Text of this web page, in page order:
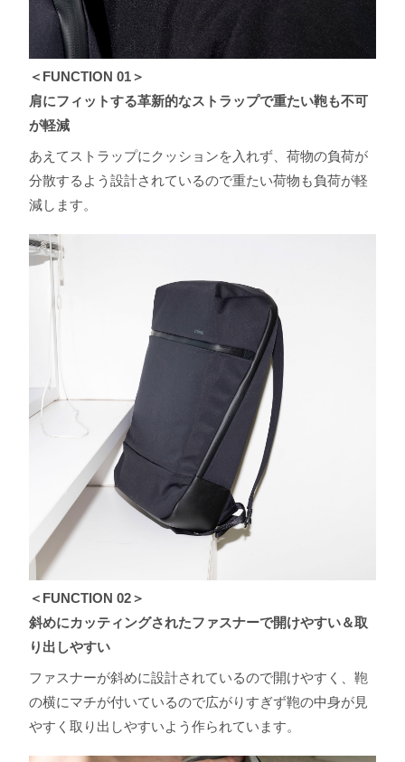
＜FUNCTION 01＞
肩にフィットする革新的なストラップで重たい鞄も不可
が軽減
あえてストラップにクッションを⼊れず、荷物の負荷が
分散するよう設計されているので重たい荷物も負荷が軽
減します。
＜FUNCTION 02＞
斜めにカッティングされたファスナーで開けやすい＆取
り出しやすい
ファスナーが斜めに設計されているので開けやすく、鞄
の横にマチが付いているので広がりすぎず鞄の中⾝が⾒
やすく取り出しやすいよう作られています。